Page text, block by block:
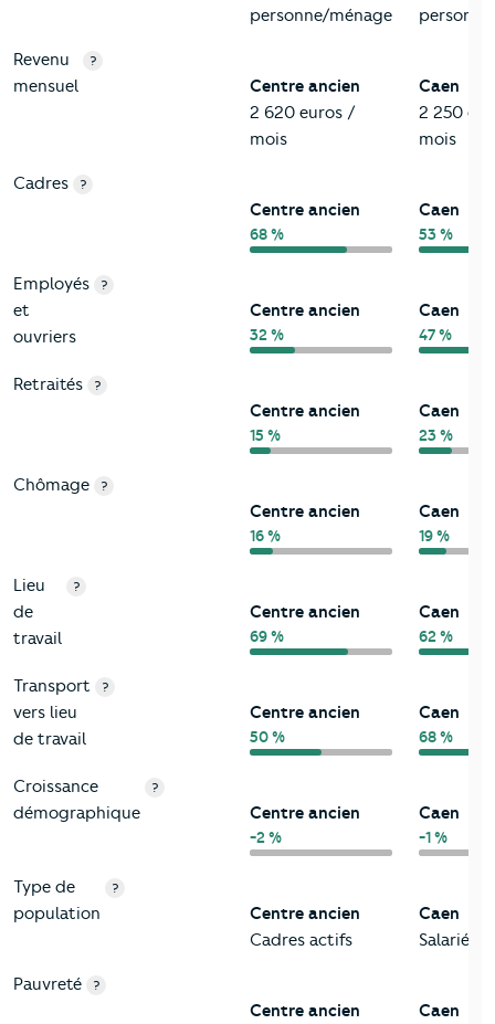
personne/ménage
Revenu
mensuel
?
Centre ancien
2 620 euros /
mois
Caen
2 250
mois
Cadres ?
Centre ancien
68 %
Caen
53 %
Employés
et
ouvriers
?
Centre ancien
32 %
Caen
47 %
Retraités ?
Centre ancien
15 %
Caen
23 %
Chômage ?
Centre ancien
16 %
Caen
19 %
Lieu
de
travail
?
Centre ancien
69 %
Caen
62 %
Transport
vers lieu
de travail
?
Centre ancien
50 %
Caen
68 %
Croissance
démographique
?
Centre ancien
-2 %
Caen
-1 %
Type de
population
?
Centre ancien
Cadres actifs
Caen
Salariés
Pauvreté ?
Centre ancien Caen